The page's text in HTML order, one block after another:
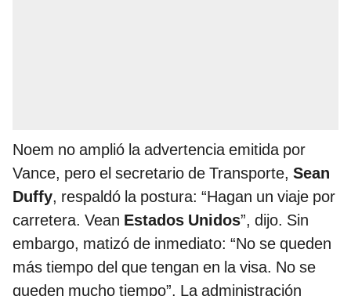
Noem no amplió la advertencia emitida por
Vance, pero el secretario de Transporte, Sean
Duffy, respaldó la postura: “Hagan un viaje por
carretera. Vean Estados Unidos”, dijo. Sin
embargo, matizó de inmediato: “No se queden
más tiempo del que tengan en la visa. No se
queden mucho tiempo”. La administración